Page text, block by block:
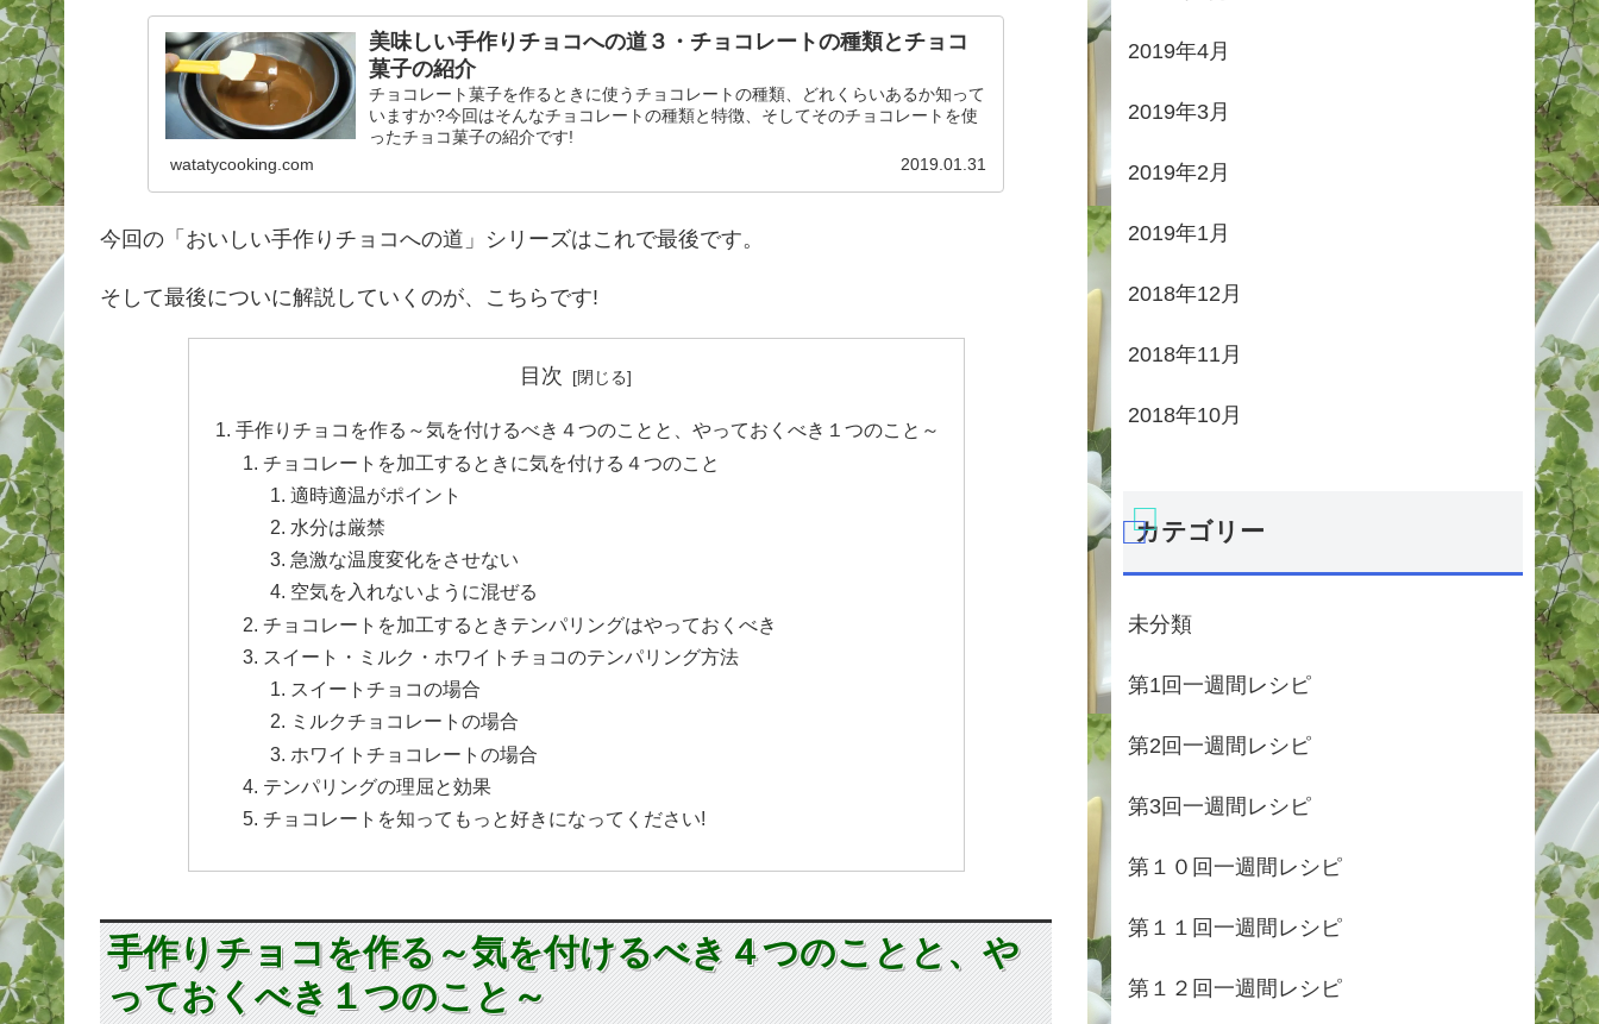
美味しい手作りチョコへの道３・チョコレートの種類とチョコ
菓子の紹介
チョコレート菓子を作るときに使うチョコレートの種類、どれくらいあるか知って
いますか?今回はそんなチョコレートの種類と特徴、そしてそのチョコレートを使
ったチョコ菓子の紹介です!
watatycooking.com
2019.01.31
今回の「おいしい手作りチョコへの道」シリーズはこれで最後です。
そして最後についに解説していくのが、こちらです!
目次
手作りチョコを作る～気を付けるべき４つのことと、やっておくべき１つのこと～
チョコレートを加工するときに気を付ける４つのこと
適時適温がポイント
水分は厳禁
急激な温度変化をさせない
空気を入れないように混ぜる
チョコレートを加工するときテンパリングはやっておくべき
スイート・ミルク・ホワイトチョコのテンパリング方法
スイートチョコの場合
ミルクチョコレートの場合
ホワイトチョコレートの場合
テンパリングの理屈と効果
チョコレートを知ってもっと好きになってください!
手作りチョコを作る～気を付けるべき４つのことと、や
っておくべき１つのこと～
2019年4月
2019年3月
2019年2月
2019年1月
2018年12月
2018年11月
2018年10月
カテゴリー
未分類
第1回一週間レシピ
第2回一週間レシピ
第3回一週間レシピ
第１０回一週間レシピ
第１１回一週間レシピ
第１２回一週間レシピ